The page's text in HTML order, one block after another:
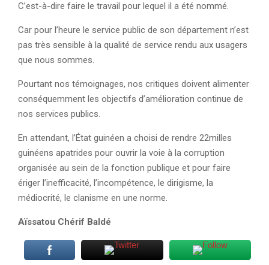
C’est-à-dire faire le travail pour lequel il a été nommé.
Car pour l’heure le service public de son département n’est
pas très sensible à la qualité de service rendu aux usagers
que nous sommes.
Pourtant nos témoignages, nos critiques doivent alimenter
conséquemment les objectifs d’amélioration continue de
nos services publics.
En attendant, l’État guinéen a choisi de rendre 22milles
guinéens apatrides pour ouvrir la voie à la corruption
organisée au sein de la fonction publique et pour faire
ériger l’inefficacité, l’incompétence, le dirigisme, la
médiocrité, le clanisme en une norme.
Aïssatou Chérif Baldé